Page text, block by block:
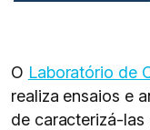
O Laboratório de
realiza ensaios e
de caracterizá-las